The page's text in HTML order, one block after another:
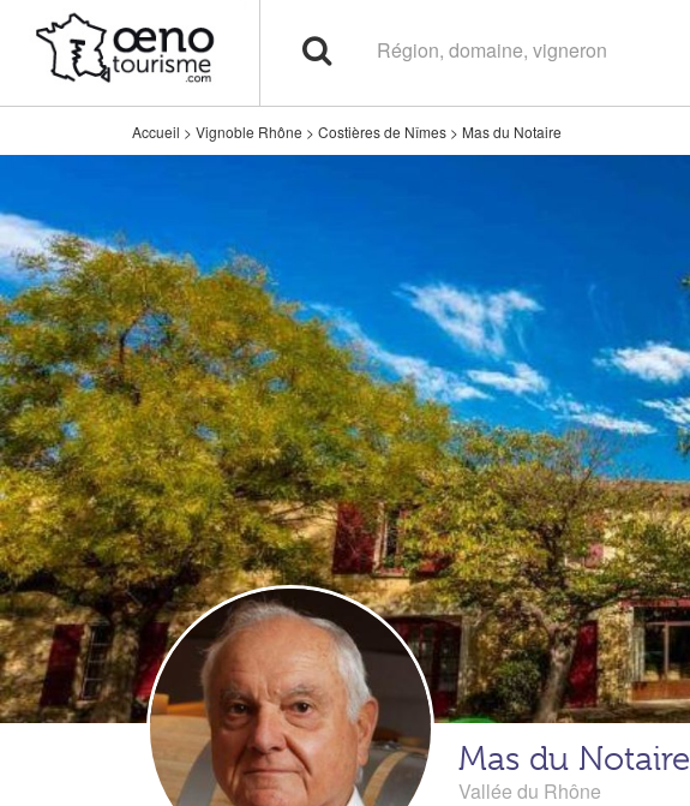
Accueil > Vignoble Rhône > Costières de Nîmes > Mas du Notaire
Mas du Notaire
Vallée du Rhône